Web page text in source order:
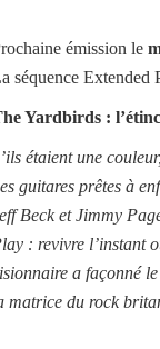
émission le
séquence Extended
Yardbirds :
étaient une
guitares prêtes à
Beck et Jimmy
: revivre l’instant
a façonné
matrice du rock